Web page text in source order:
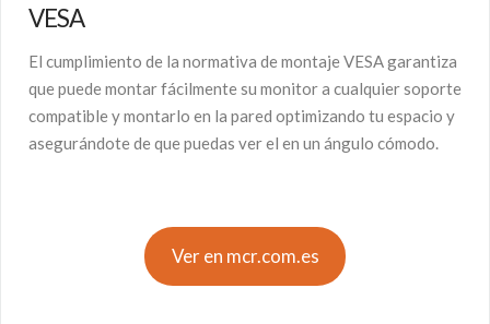
VESA
El cumplimiento de la normativa de montaje VESA garantiza
que puede montar fácilmente su monitor a cualquier soporte
compatible y montarlo en la pared optimizando tu espacio y
asegurándote de que puedas ver el en un ángulo cómodo.
Ver en mcr.com.es